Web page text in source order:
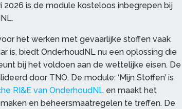
2026 is de module kosteloos inbegrepen bij
het werken met gevaarlijke stoffen vaak
is, biedt OnderhoudNL nu een oplossing die
bij het voldoen aan de wettelijke eisen. De
door TNO. De module: ‘Mijn Stoffen’ is
RI&E van OnderhoudNL en maakt het
en beheersmaatregelen te treffen. De